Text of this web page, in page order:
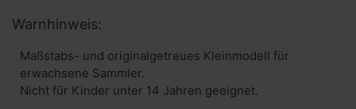
Warnhinweis:
Maßstabs- und originalgetreues Kleinmodell für
erwachsene Sammler.
Nicht für Kinder unter 14 Jahren geeignet.